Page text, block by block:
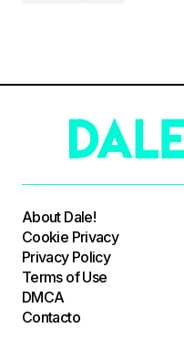
About Dale!
Cookie Privacy
Privacy Policy
Terms of Use
DMCA
Contacto